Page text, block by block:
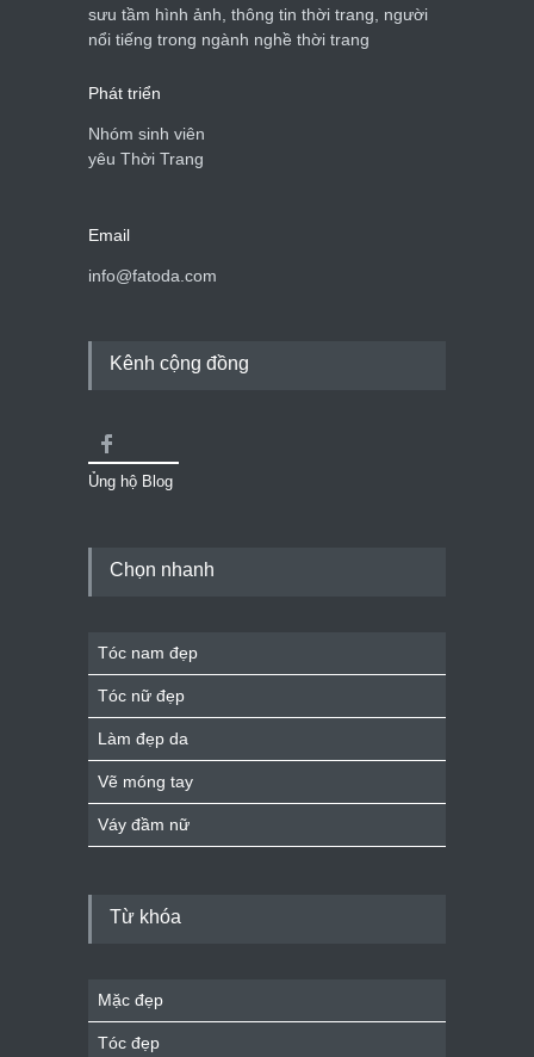
Mẫu áo khoác đẹp cho phụ
nữ 40+
sưu tầm hình ảnh, thông tin thời trang, người
nổi tiếng trong ngành nghề thời trang
Phát triển
Nhóm sinh viên
yêu Thời Trang
Email
info@fatoda.com
Kênh cộng đồng
Ủng hộ Blog
Chọn nhanh
Tóc nam đẹp
Tóc nữ đẹp
Làm đẹp da
Vẽ móng tay
Váy đầm nữ
Từ khóa
Mặc đẹp
Tóc đẹp